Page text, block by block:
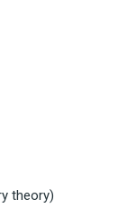
theory)